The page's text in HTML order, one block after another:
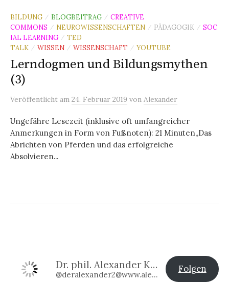
BILDUNG / BLOGBEITRAG / CREATIVE
COMMONS
/ NEUROWISSENSCHAFTEN / PÄDAGOGIK / SOC
IAL LEARNING / TED
TALK / WISSEN / WISSENSCHAFT / YOUTUBE
Lerndogmen und Bildungsmythen
(3)
Veröffentlicht am 24. Februar 2019 von Alexander
Ungefähre Lesezeit (inklusive oft umfangreicher
Anmerkungen in Form von Fußnoten): 21 Minuten„Das
Abrichten von Pferden und das erfolgreiche
Absolvieren...
Dr. phil. Alexander Klier
@deralexander2@www.alexander-klier.net
Folgen